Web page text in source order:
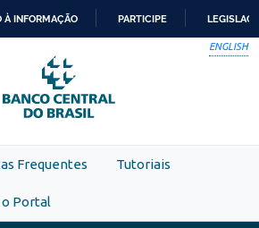
PARA
O
CONTEÚDO
À INFORMAÇÃO PARTICIPE
ENGLISH
Frequentes Tutoriais
Portal